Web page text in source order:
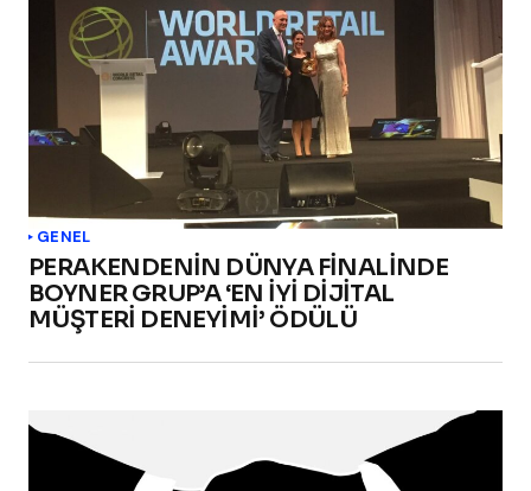
GENEL
PERAKENDENİN DÜNYA FİNALİNDE
BOYNER GRUP’A ‘EN İYİ DİJİTAL
MÜŞTERİ DENEYİMİ’ ÖDÜLÜ